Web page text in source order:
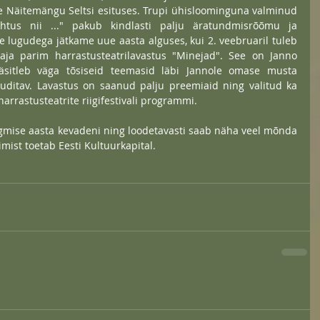
Näitemängu Seltsi esituses. Trupi ühisloominguna valminud
nii ..." pakub kindlasti palju äratundmisrõõmu ja
lugudega jätkame uue aasta alguses, kui 2. veebruaril tuleb
parim harrastusteatrilavastus "Minejad". See on Janno
väga tõsiseid teemasid läbi Jannole omase musta
Lavastus on saanud palju preemiaid ning valitud ka
riigifestivali programmi.
aasta kevadeni ning loodetavasti saab näha veel mõnda
toetab Eesti Kultuurkapital.